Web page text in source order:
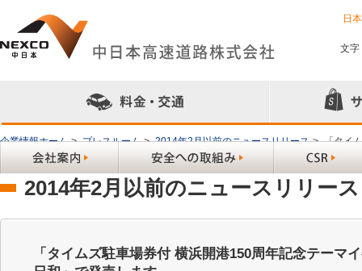
日
文字
企業情報ホーム > プレスルーム > 2014年2月以前のニュースリリース > 「タイ
2014年2月以前のニュースリリース
「タイムズ駐車場券付 横浜開港150周年記念テーマ